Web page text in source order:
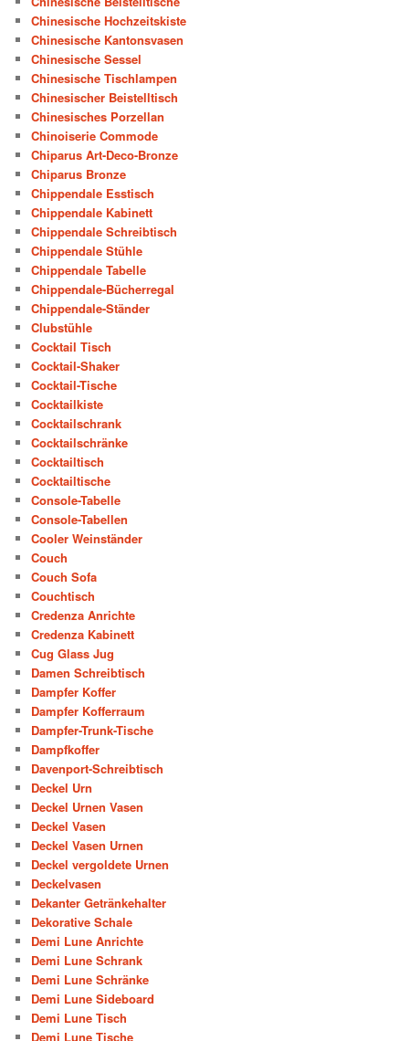
Chinesische Hochzeitskiste
Chinesische Kantonsvasen
Chinesische Sessel
Chinesische Tischlampen
Chinesischer Beistelltisch
Chinesisches Porzellan
Chinoiserie Commode
Chiparus Art-Deco-Bronze
Chiparus Bronze
Chippendale Esstisch
Chippendale Kabinett
Chippendale Schreibtisch
Chippendale Stühle
Chippendale Tabelle
Chippendale-Bücherregal
Chippendale-Ständer
Clubstühle
Cocktail Tisch
Cocktail-Shaker
Cocktail-Tische
Cocktailkiste
Cocktailschrank
Cocktailschränke
Cocktailtisch
Cocktailtische
Console-Tabelle
Console-Tabellen
Cooler Weinständer
Couch
Couch Sofa
Couchtisch
Credenza Anrichte
Credenza Kabinett
Cug Glass Jug
Damen Schreibtisch
Dampfer Koffer
Dampfer Kofferraum
Dampfer-Trunk-Tische
Dampfkoffer
Davenport-Schreibtisch
Deckel Urn
Deckel Urnen Vasen
Deckel Vasen
Deckel Vasen Urnen
Deckel vergoldete Urnen
Deckelvasen
Dekanter Getränkehalter
Dekorative Schale
Demi Lune Anrichte
Demi Lune Schrank
Demi Lune Schränke
Demi Lune Sideboard
Demi Lune Tisch
Demi Lune Tische